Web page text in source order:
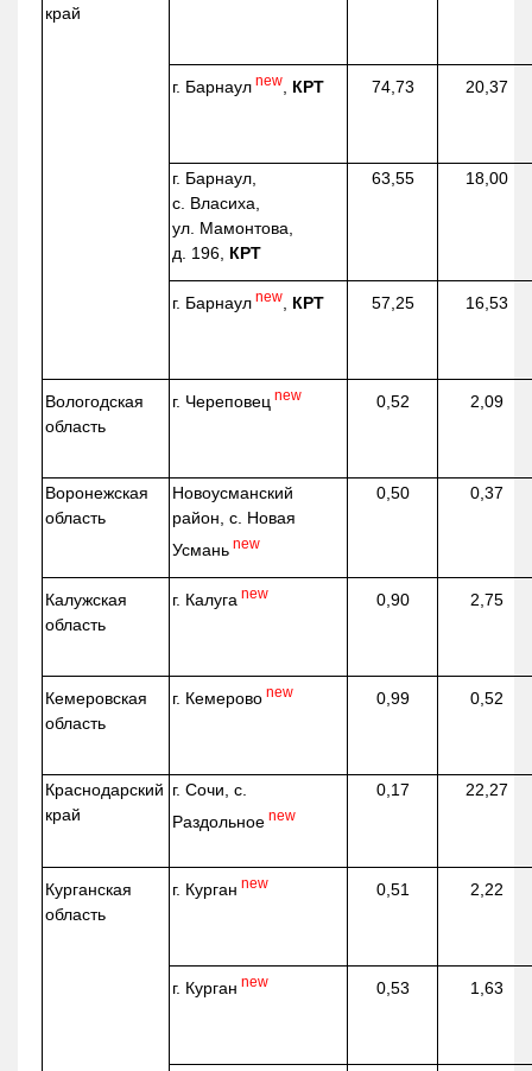
край
г. Барнаул new КРТ 74,73 20,37
г. Барнаул,
с. Власиха,
ул. Мамонтова,
д. 196, КРТ
63,55 18,00
г. Барнаул new КРТ 57,25 16,53
Вологодская
область
г. Череповец new 0,52 2,09
Воронежская
область
Новоусманский
район, с. Новая
Усмань new
0,50 0,37
Калужская
область
г. Калуга new 0,90 2,75
Кемеровская
область
г. Кемерово new 0,99 0,52
Краснодарский
край
г. Сочи, с.
Раздольное new
0,17 22,27
Курганская
область
г. Курган new 0,51 2,22
г. Курган new 0,53 1,63